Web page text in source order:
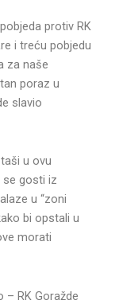
protiv RK
i treću pobjedu
za naše
poraz u
slavio
u ovu
se gosti iz
u “zoni
bi opstali u
morati
– RK Goražde